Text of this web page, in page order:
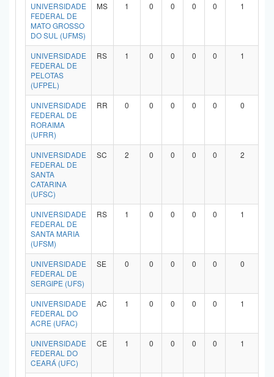
UNIVERSIDADE
FEDERAL DE
MATO GROSSO
DO SUL (UFMS)
MS 1 0 0 0 0 1
UNIVERSIDADE
FEDERAL DE
PELOTAS
(UFPEL)
RS 1 0 0 0 0 1
UNIVERSIDADE
FEDERAL DE
RORAIMA
(UFRR)
RR 0 0 0 0 0 0
UNIVERSIDADE
FEDERAL DE
SANTA
CATARINA
(UFSC)
SC 2 0 0 0 0 2
UNIVERSIDADE
FEDERAL DE
SANTA MARIA
(UFSM)
RS 1 0 0 0 0 1
UNIVERSIDADE
FEDERAL DE
SERGIPE (UFS)
SE 0 0 0 0 0 0
UNIVERSIDADE
FEDERAL DO
ACRE (UFAC)
AC 1 0 0 0 0 1
UNIVERSIDADE
FEDERAL DO
CEARÁ (UFC)
CE 1 0 0 0 0 1